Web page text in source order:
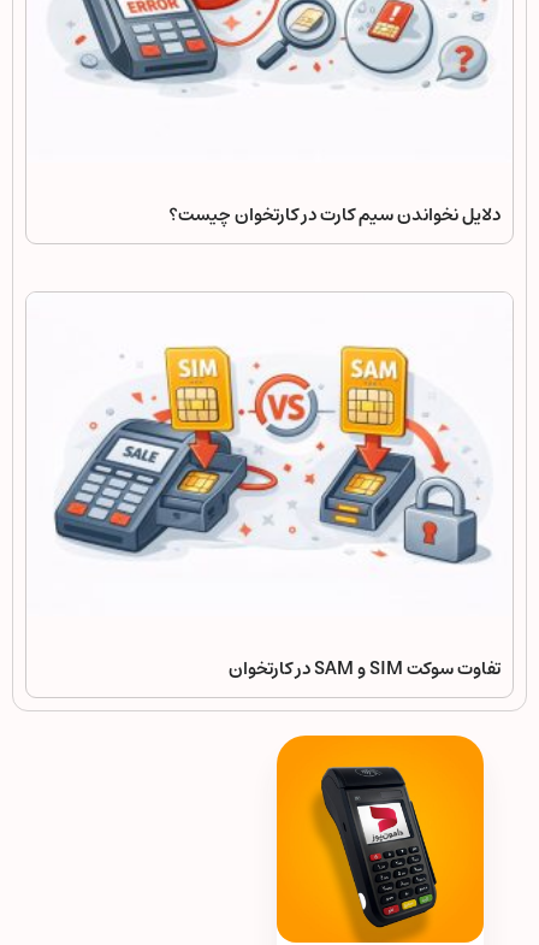
دلایل نخواندن سیم کارت در کارتخوان چیست؟
تفاوت سوکت SIM و SAM در کارتخوان